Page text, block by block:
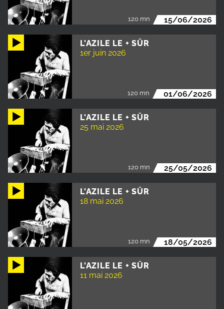
120 mn 15/06/2026
L'AZILE LE + SÛR
1er juin 2026
120 mn 01/06/2026
L'AZILE LE + SÛR
25 mai 2026
120 mn 25/05/2026
L'AZILE LE + SÛR
18 mai 2026
120 mn 18/05/2026
L'AZILE LE + SÛR
11 mai 2026